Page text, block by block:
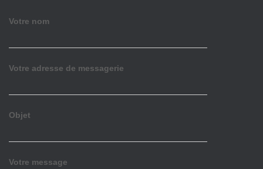
Votre nom
Votre adresse de messagerie
Objet
Votre message